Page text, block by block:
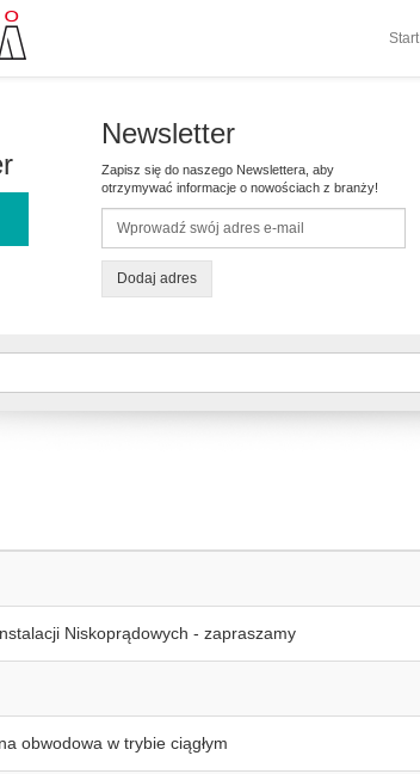
Start
Newsletter
Zapisz się do naszego Newslettera, aby
otrzymywać informacje o nowościach z branży!
Dodaj adres
Niskoprądowych - zapraszamy
obwodowa w trybie ciągłym